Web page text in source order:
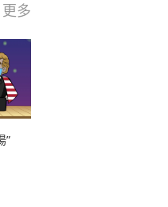
更多
”